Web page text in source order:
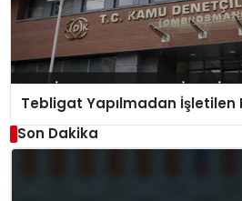
Tebligat Yapılmadan İşletilen
Son Dakika